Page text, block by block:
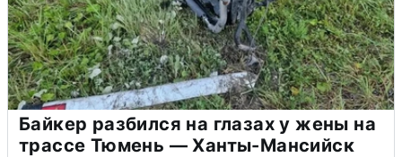
Байкер разбился на глазах у жены на
трассе Тюмень — Ханты-Мансийск